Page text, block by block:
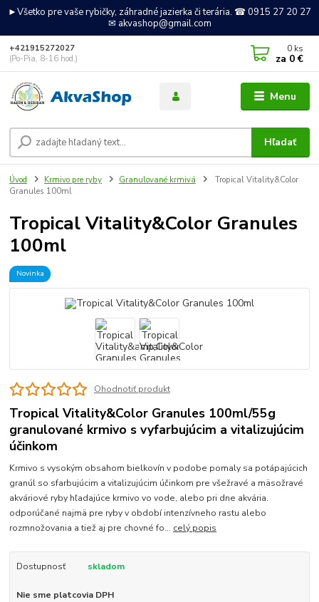
►Všetko pre vaše rybičky, záhradné jazierka či terária. ☎ 0915 27 20 27
✉ akvashop@gmail.com
Menu
Hľadať
+421915272027
(Po-Pia, 8-16 hod.)
0 ks
za 0 €
Úvod Krmivo pre ryby Granulované krmivá
Tropical Vitality&Color
Granules 100ml
Tropical Vitality&Color Granules
100ml
Novinka
Ohodnotiť produkt
Tropical Vitality&Color Granules 100ml/55g
granulované krmivo s vyfarbujúcim a vitalizujúcim
účinkom
Krmivo s vysokým obsahom bielkovín v podobe pomaly sa potápajúcich
granúl so sfarbujúcim a vitalizujúcim účinkom pre všežravé a mäsožravé
akváriové ryby hľadajúce krmivo vo vode, alebo pri dne akvária.
odporúčané najmä pre ryby v období intenzívneho rastu alebo
rozmnožovania a tiež aj pre chovné fo... celý popis
Dostupnosť skladom
Nie sme platcovia DPH